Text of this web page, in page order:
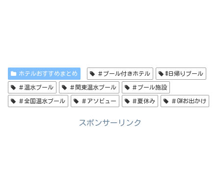
ホテルおすすめまとめ ＃プール付きホテル #日帰りプール
＃温水プール ＃関東温水プール ＃プール施設
＃全国温水プール ＃アソビュー ＃夏休み ＃GWお出かけ
スポンサーリンク